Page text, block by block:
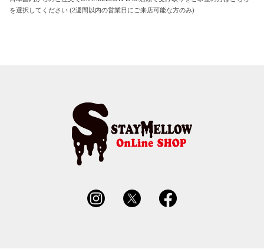
を選択してください (2週間以内の営業日にご来店可能な方のみ)